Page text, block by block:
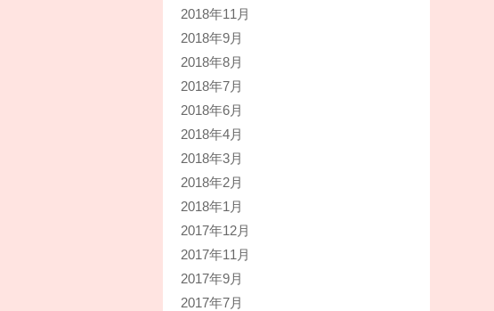
2018年11月
2018年9月
2018年8月
2018年7月
2018年6月
2018年4月
2018年3月
2018年2月
2018年1月
2017年12月
2017年11月
2017年9月
2017年7月